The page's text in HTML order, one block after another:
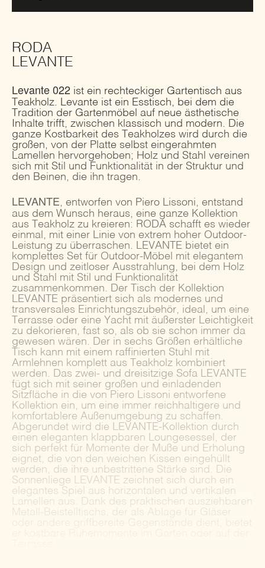
RODA
LEVANTE
Levante 022 ist ein rechteckiger Gartentisch aus
Teakholz. Levante ist ein Esstisch, bei dem die
Tradition der Gartenmöbel auf neue ästhetische
Inhalte trifft, zwischen klassisch und modern. Die
ganze Kostbarkeit des Teakholzes wird durch die
großen, von der Platte selbst eingerahmten
Lamellen hervorgehoben; Holz und Stahl vereinen
sich mit Stil und Funktionalität in der Struktur und
den Beinen, die ihn tragen.
LEVANTE, entworfen von Piero Lissoni, entstand
aus dem Wunsch heraus, eine ganze Kollektion
aus Teakholz zu kreieren: RODA schafft es wieder
einmal, mit einer Linie von extrem hoher Outdoor-
Leistung zu überraschen. LEVANTE bietet ein
komplettes Set für Outdoor-Möbel mit elegantem
Design und zeitloser Ausstrahlung, bei dem Holz
und Stahl mit Stil und Funktionalität
zusammenkommen. Der Tisch der Kollektion
LEVANTE präsentiert sich als modernes und
transversales Einrichtungszubehör, ideal, um eine
Terrasse oder eine Yacht mit äußerster Leichtigkeit
zu dekorieren, fast so, als ob sie schon immer da
gewesen wären. Der in sechs Größen erhältliche
Tisch kann mit einem raffinierten Stuhl mit
Armlehnen komplett aus Teakholz kombiniert
werden. Das zwei- und dreisitzige Sofa LEVANTE
fügt sich mit seiner großen und einladenden
Sitzfläche in die von Piero Lissoni entworfene
Kollektion ein, um eine immer reichhaltigere und
komfortablere Außenumgebung zu schaffen.
Abgerundet wird die LEVANTE-Kollektion durch
einen eleganten klappbaren Loungesessel, der
sich perfekt für Momente der Muße und Erholung
eignet, die von den weichen Kissen eingehüllt
werden, die ihre unbestrittene Stärke sind. Die
Sonnenliege LEVANTE zeichnet sich durch ein
elegantes Spiel aus horizontalen und vertikalen
Lamellen aus. Dank des praktischen ausziehbaren
Metall-Beistelltischs, der als Ablage für Gläser